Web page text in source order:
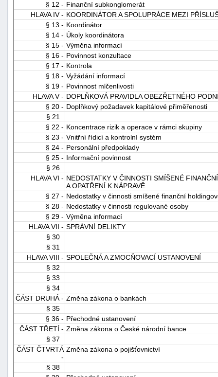
§ 12 - Finanční subkonglomerát
HLAVA IV - KOORDINÁTOR A SPOLUPRÁCE MEZI
§ 13 - Koordinátor
§ 14 - Úkoly koordinátora
§ 15 - Výměna informací
§ 16 - Povinnost konzultace
§ 17 - Kontrola
§ 18 - Vyžádání informací
§ 19 - Povinnost mlčenlivosti
HLAVA V - DOPLŇKOVÁ PRAVIDLA OBEZŘETNÉHO
§ 20 - Doplňkový požadavek kapitálové přiměřenosti
§ 21
§ 22 - Koncentrace rizik a operace v rámci skupiny
§ 23 - Vnitřní řídicí a kontrolní systém
§ 24 - Personální předpoklady
§ 25 - Informační povinnost
§ 26
HLAVA VI - NEDOSTATKY V ČINNOSTI SMÍŠENÉ
A OPATŘENÍ K NÁPRAVĚ
§ 27 - Nedostatky v činnosti smíšené finanční
§ 28 - Nedostatky v činnosti regulované osoby
§ 29 - Výměna informací
HLAVA VII - SPRÁVNÍ DELIKTY
§ 30
§ 31
HLAVA VIII - SPOLEČNÁ A ZMOCŇOVACÍ USTANOVENÍ
§ 32
§ 33
§ 34
ČÁST DRUHÁ - Změna zákona o bankách
§ 35
§ 36 - Přechodné ustanovení
ČÁST TŘETÍ - Změna zákona o České národní bance
§ 37
ČÁST ČTVRTÁ
-
Změna zákona o pojišťovnictví
§ 38